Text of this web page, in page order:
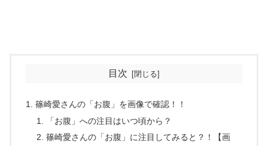
目次
篠崎愛さんの「お腹」を画像で確認！！
「お腹」への注目はいつ頃から？
篠崎愛さんの「お腹」に注目してみると？！【画